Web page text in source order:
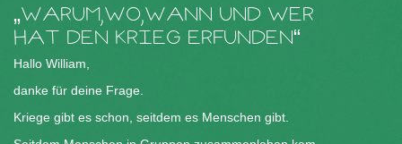
WARUM,WO,WANN UND WER
HAT DEN KRIEG ERFUNDEN
Hallo William,
danke für deine Frage.
Kriege gibt es schon, seitdem es Menschen gibt.